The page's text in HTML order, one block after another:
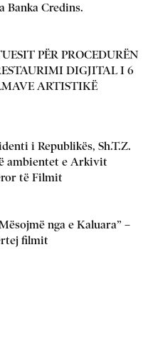
Banka Credins.
PËR PROCEDURËN
DIGJITAL I 6
ARTISTIKË
i Republikës, Sh.T.Z.
ambientet e Arkivit
të Filmit
nga e Kaluara” –
filmit